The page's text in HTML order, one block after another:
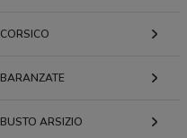
CORSICO
BARANZATE
BUSTO ARSIZIO